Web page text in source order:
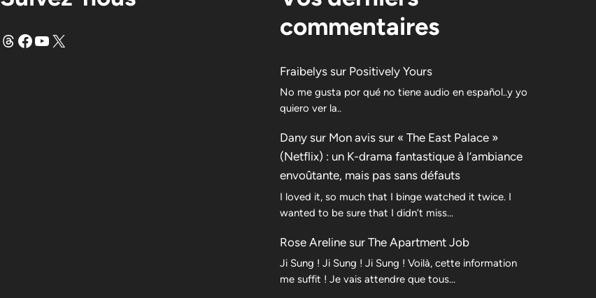
FilsFacebook
YouTube
X
commentaires
Fraibelys sur Positively Yours
No me gusta por qué no tiene audio en español..y yo
quiero ver la..
Dany sur Mon avis sur « The East Palace »
(Netflix) : un K-drama fantastique à l’ambiance
envoûtante, mais pas sans défauts
I loved it, so much that I binge watched it twice. I
wanted to be sure that I didn’t miss…
Rose Areline sur The Apartment Job
Ji Sung ! Ji Sung ! Ji Sung ! Voilà, cette information
me suffit ! Je vais attendre que tous…